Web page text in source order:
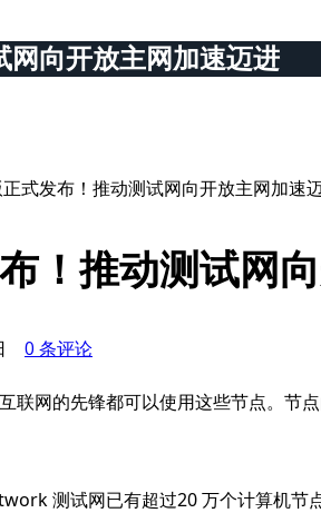
网向开放主网加速迈进
式发布！推动测试网向开放主网加速
！推动测试网
0 条评论
网的先锋都可以使用这些节点。节
测试网已有超过20 万个计算机